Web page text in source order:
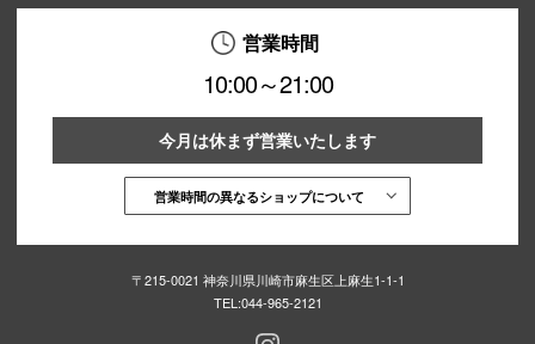
営業時間
10:00～21:00
今月は休まず営業いたします
営業時間の異なるショップについて
〒215-0021 神奈川県川崎市麻生区上麻生1-1-1
TEL:044-965-2121